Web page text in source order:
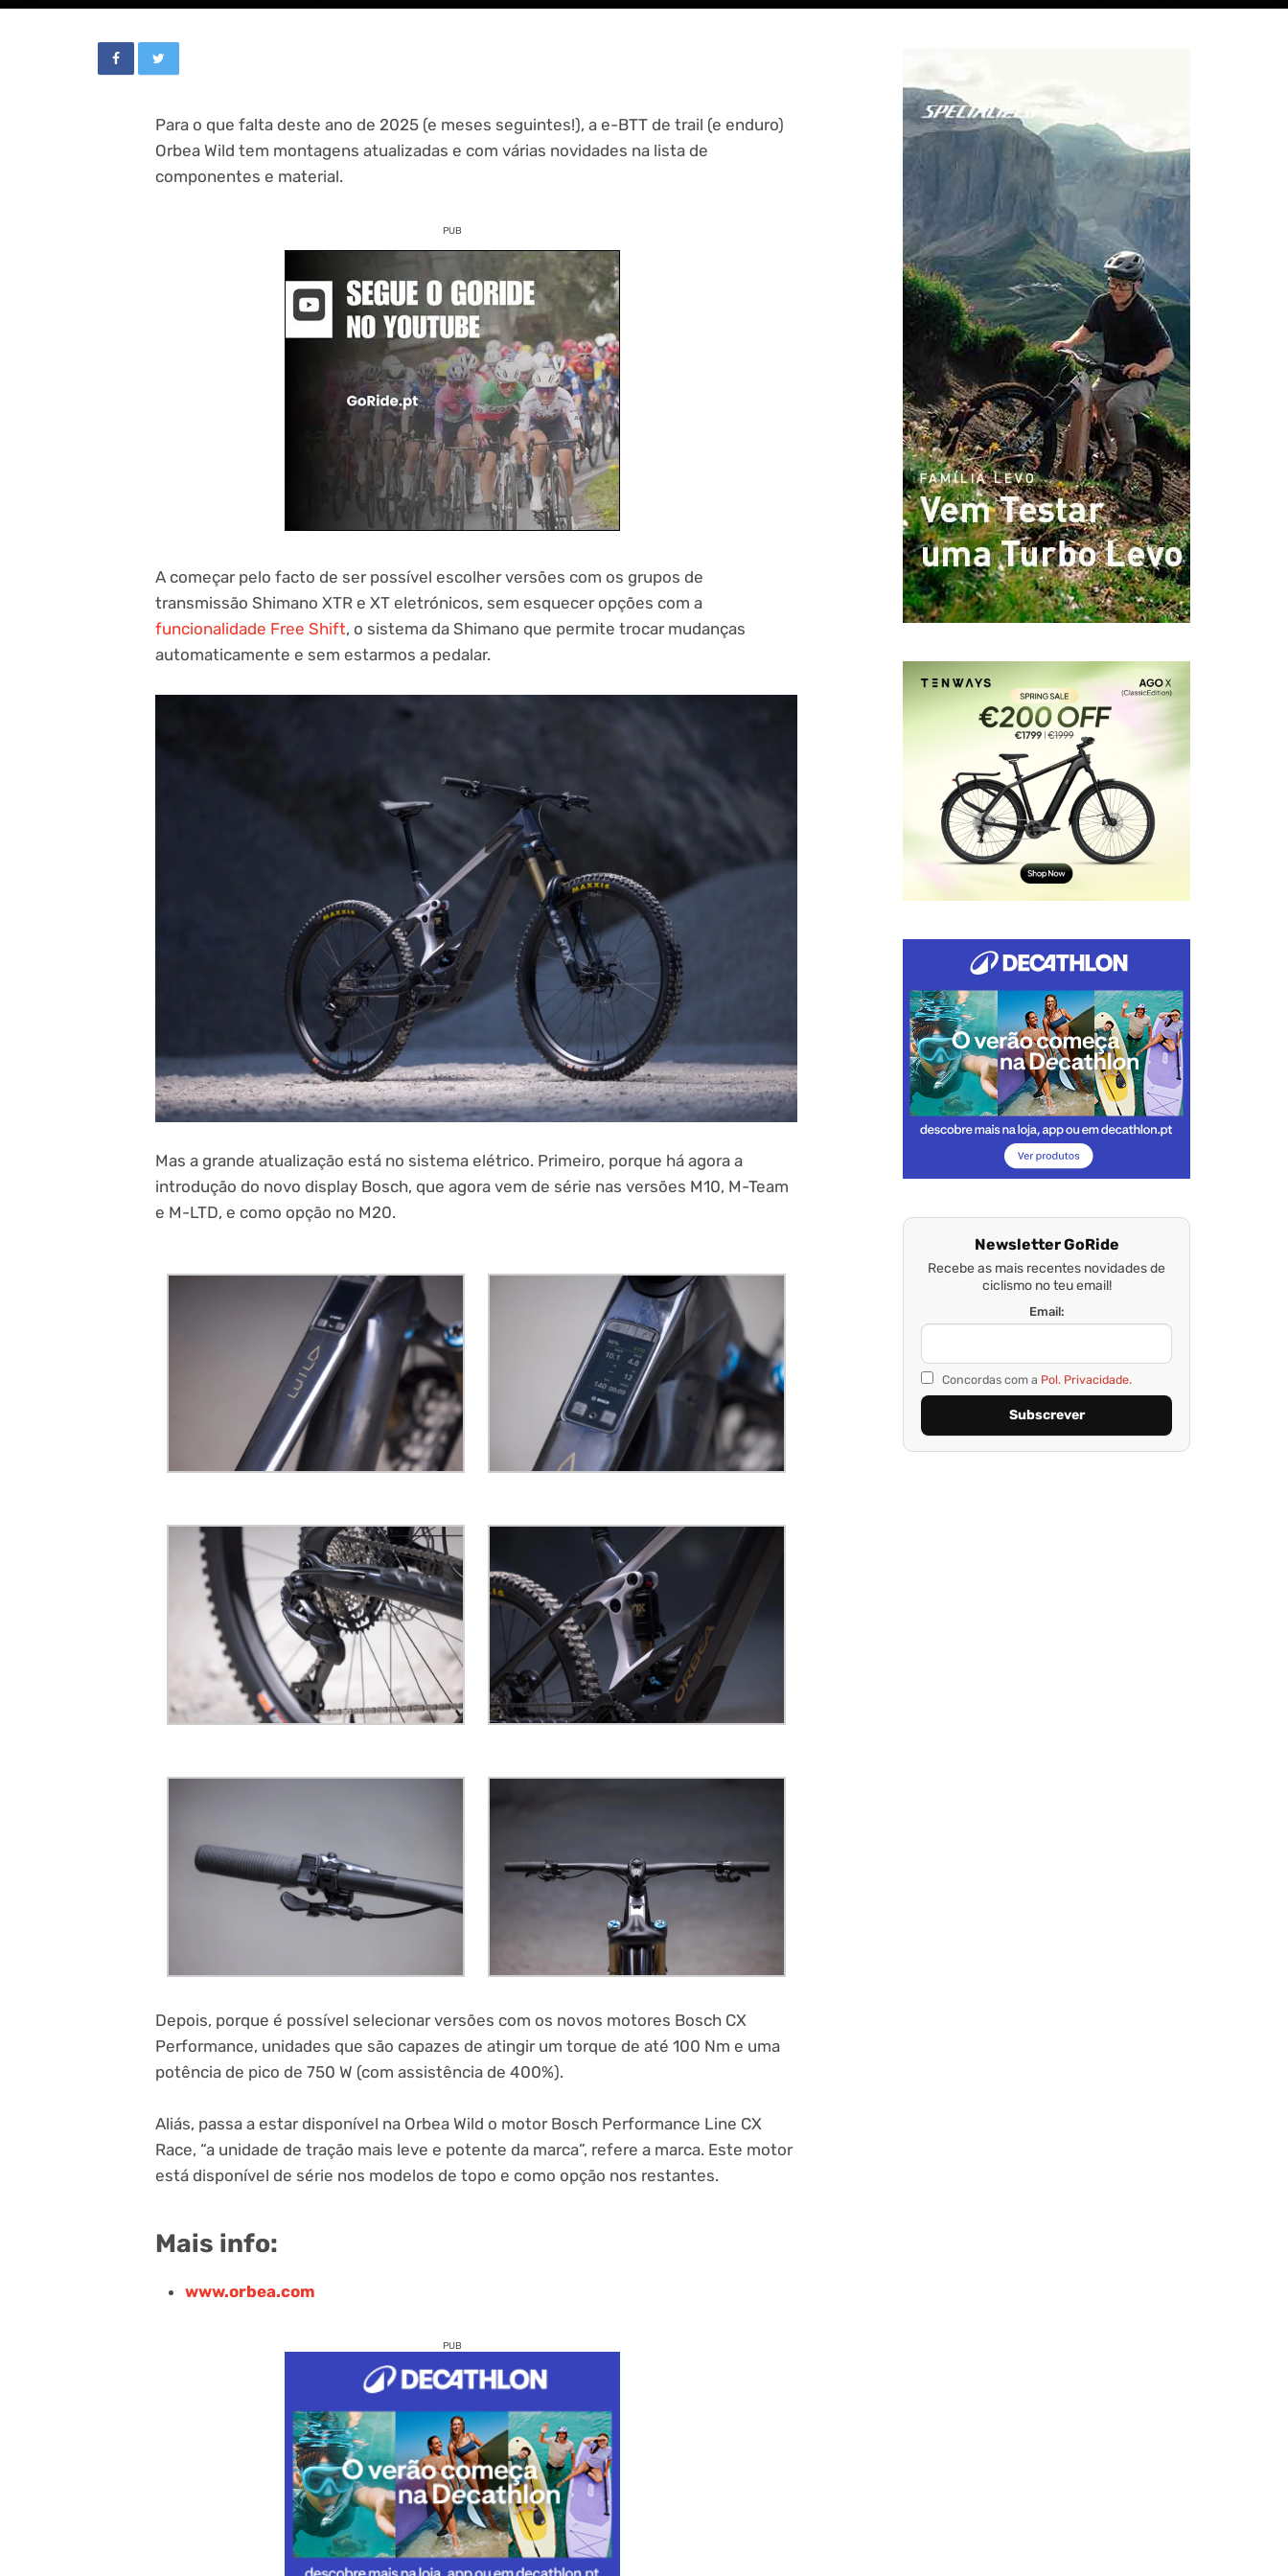
Para o que falta deste ano de 2025 (e meses seguintes!), a e-BTT de trail (e enduro)
Orbea Wild tem montagens atualizadas e com várias novidades na lista de
componentes e material.
PUB
A começar pelo facto de ser possível escolher versões com os grupos de
transmissão Shimano XTR e XT eletrónicos, sem esquecer opções com a
funcionalidade Free Shift, o sistema da Shimano que permite trocar mudanças
automaticamente e sem estarmos a pedalar.
Mas a grande atualização está no sistema elétrico. Primeiro, porque há agora a
introdução do novo display Bosch, que agora vem de série nas versões M10, M-Team
e M-LTD, e como opção no M20.
Depois, porque é possível selecionar versões com os novos motores Bosch CX
Performance, unidades que são capazes de atingir um torque de até 100 Nm e uma
potência de pico de 750 W (com assistência de 400%).
Aliás, passa a estar disponível na Orbea Wild o motor Bosch Performance Line CX
Race, “a unidade de tração mais leve e potente da marca”, refere a marca. Este motor
está disponível de série nos modelos de topo e como opção nos restantes.
Mais info:
www.orbea.com
PUB
Newsletter GoRide
Recebe as mais recentes novidades de
ciclismo no teu email!
Email:
Concordas com a Pol. Privacidade.